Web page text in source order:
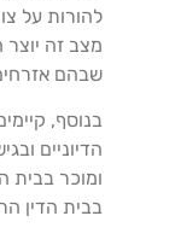
להורות על
מצב זה יוצר
שבהם
בנוסף,
הדיוניים
ומוכר בבית
בבית הדין